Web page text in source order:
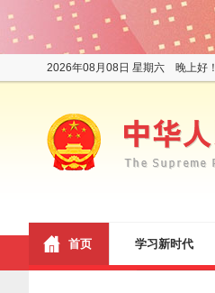
2026年08月08日 星期六 晚上好！
首页 学习新时代